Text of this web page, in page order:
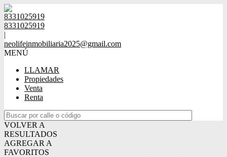
8331025919
8331025919
|
neolifeinmobiliaria2025@gmail.com
MENÚ
LLAMAR
Propiedades
Venta
Renta
VOLVER A
RESULTADOS
AGREGAR A
FAVORITOS